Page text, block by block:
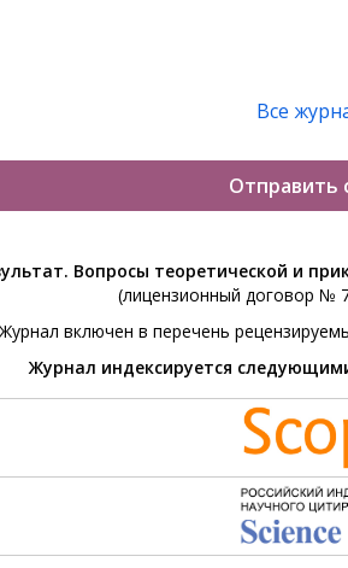
Все
Отправить
Вопросы теоретической и
(лицензионный договор №
Журнал включен в перечень
Журнал индексируется